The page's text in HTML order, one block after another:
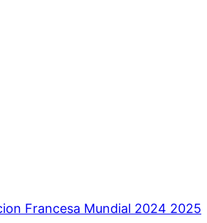
Francesa Mundial 2024 2025